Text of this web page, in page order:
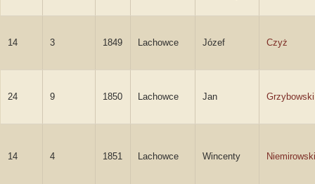
14 3 1849 Lachowce Józef Czyż
24 9 1850 Lachowce Jan Grzybowski
14 4 1851 Lachowce Wincenty Niemirowski